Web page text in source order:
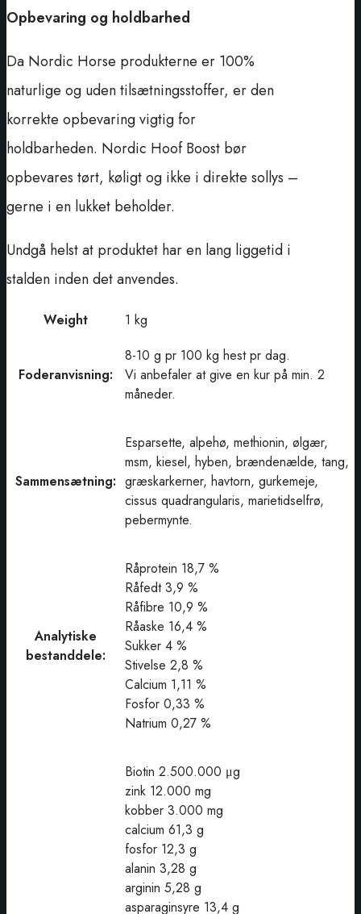
Opbevaring og holdbarhed
Da Nordic Horse produkterne er 100%
naturlige og uden tilsætningsstoffer, er den
korrekte opbevaring vigtig for
holdbarheden. Nordic Hoof Boost bør
opbevares tørt, køligt og ikke i direkte sollys –
gerne i en lukket beholder.
Undgå helst at produktet har en lang liggetid i
stalden inden det anvendes.
Weight 1 kg
Foderanvisning:
8-10 g pr 100 kg hest pr dag.
Vi anbefaler at give en kur på min. 2
måneder.
Sammensætning:
Esparsette, alpehø, methionin, ølgær,
msm, kiesel, hyben, brændenælde, tang,
græskarkerner, havtorn, gurkemeje,
cissus quadrangularis, marietidselfrø,
pebermynte.
Analytiske
bestanddele:
Råprotein 18,7 %
Råfedt 3,9 %
Råfibre 10,9 %
Råaske 16,4 %
Sukker 4 %
Stivelse 2,8 %
Calcium 1,11 %
Fosfor 0,33 %
Natrium 0,27 %
Biotin 2.500.000 μg
zink 12.000 mg
kobber 3.000 mg
calcium 61,3 g
fosfor 12,3 g
alanin 3,28 g
arginin 5,28 g
asparaginsyre 13,4 g